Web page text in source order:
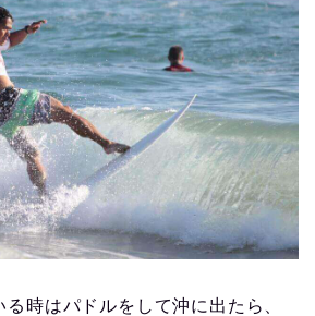
時はパドルをして沖に出たら、